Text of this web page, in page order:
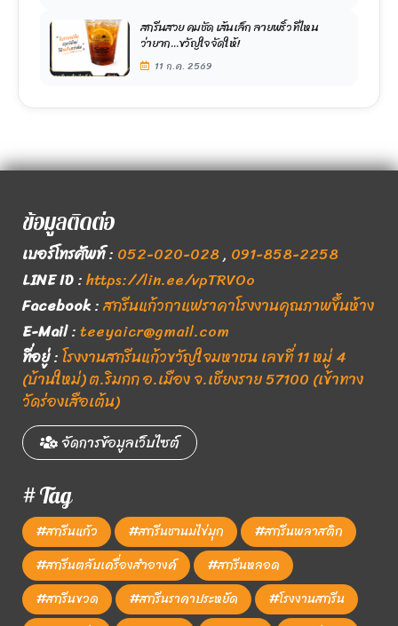
สกรีนสวย คมชัด เส้นเล็ก ลายพริ้ว ที่ไหน
ว่ายาก...ขวัญใจจัดให้!
11 ก.ค. 2569
ข้อมูลติดต่อ
เบอร์โทรศัพท์: 052-020-028, 091-858-2258
LINE ID:https://lin.ee/vpTRVOo
Facebook:สกรีนแก้วกาแฟราคาโรงงานคุณภาพขึ้นห้าง
E-Mail:teeyaicr@gmail.com
ที่อยู่:โรงงานสกรีนแก้วขวัญใจมหาชน เลขที่ 11 หมู่ 4
(บ้านใหม่) ต.ริมกก อ.เมือง จ.เชียงราย 57100 (เข้าทาง
วัดร่องเสือเต้น)
จัดการข้อมูลเว็บไซต์
# Tag
#สกรีนแก้ว #สกรีนชานมไข่มุก
#สกรีนพลาสติก
#สกรีนตลับเครื่องสำอางค์
#สกรีนหลอด
#สกรีนขวด
#สกรีนราคาประหยัด
#โรงงานสกรีน